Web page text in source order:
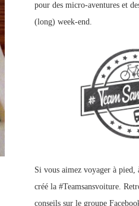
pour des micro-aventures et
(long) week-end.
Si vous aimez voyager à
créé la #Teamsansvoiture.
conseils sur le groupe